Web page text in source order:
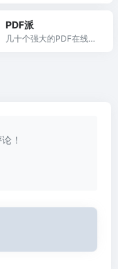
PDF派
几十个强大的PDF在线工
！